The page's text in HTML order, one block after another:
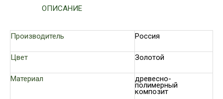
ОПИСАНИЕ
Производитель Россия
Цвет Золотой
Материал древесно-
полимерный
композит